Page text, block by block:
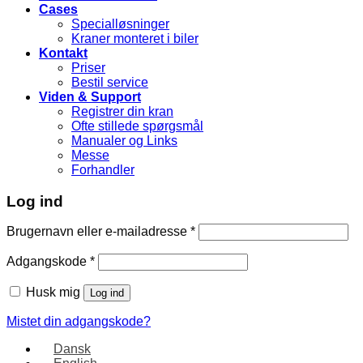
Cases
Specialløsninger
Kraner monteret i biler
Kontakt
Priser
Bestil service
Viden & Support
Registrer din kran
Ofte stillede spørgsmål
Manualer og Links
Messe
Forhandler
Log ind
Brugernavn eller e-mailadresse *
Adgangskode *
Husk mig Log ind
Mistet din adgangskode?
Dansk